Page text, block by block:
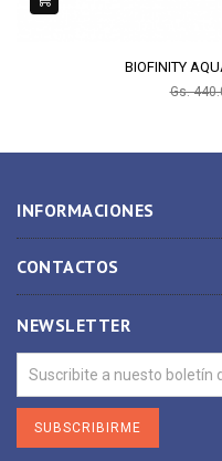
BIOFINITY
Gs.
INFORMACIONES
CONTACTOS
NEWSLETTER
SUBSCRIBIRME